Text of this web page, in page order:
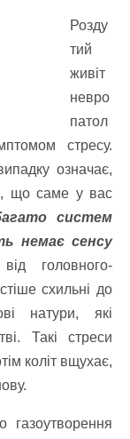
Розду
тий
живіт
невро
патол
стресу.
означає,
що саме у вас
систем
немає сенсу
головного-
схильні до
натури, які
Такі стреси
коліт вщухає,